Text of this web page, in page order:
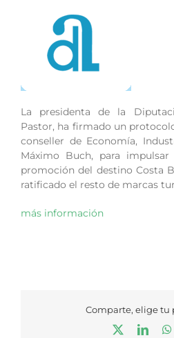
La presidenta de la
Pastor, ha firmado un
conseller de Economía,
Máximo Buch, para
promoción del destino Costa
ratificado el resto de marcas
más información
Comparte, elige tu